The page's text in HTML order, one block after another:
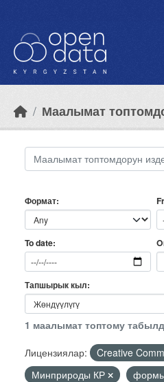
Маалымат
Формат
To date
Тапшырык кыл
1 маалымат топтому
Лицензиялар:
Creative
Минприроды КР